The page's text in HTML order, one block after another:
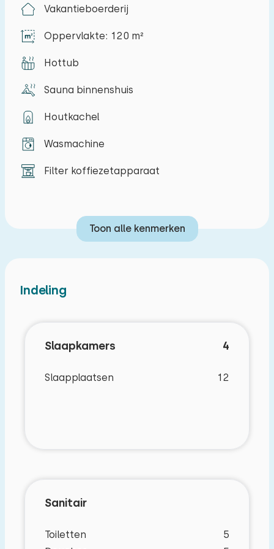
voorzieningen zoals o.a.massagedouche en
stoomdouche. Tevens is er een extra toilet in de
tweepersoons bedkast. Op de beganegrond is er
een drie persoons slaapkamer, boven een drie
persoons slaapkamer, een tweepersoons
slaapkamer en een vierpersoons slaapkamer. In
koffiezetapparaat, oven en warmhoudoven. De
woning heeft een houtgestookte hottub.
Vakantieboerderij
Oppervlakte: 120 m²
Hottub
Sauna binnenshuis
Houtkachel
Wasmachine
Filter koffiezetapparaat
Toon alle kenmerken
Indeling
Slaapkamers 4
Slaapplaatsen 12
Sanitair
Toiletten
5